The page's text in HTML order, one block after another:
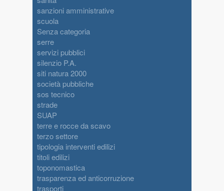
sanzioni amministrative
scuola
Senza categoria
serre
servizi pubblici
silenzio P.A.
siti natura 2000
società pubbliche
sos tecnico
strade
SUAP
terre e rocce da scavo
terzo settore
tipologia interventi edilizi
titoli edilizi
toponomastica
trasparenza ed anticorruzione
trasporti